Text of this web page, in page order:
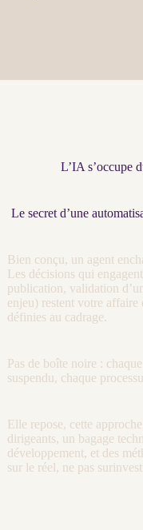
L’IA s’occupe
Le secret d’une
Bien conçu, un agent
Les décisions qui
publication, validation
enjeu) restent votre
définies au cadrage.
Pas de boîte noire :
suspendu, chaque
Elle repose, cette
dirigeants, un bagage
développement, et des
sur le réel, ne pas